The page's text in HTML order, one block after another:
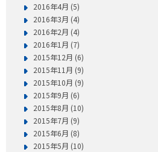
2016年4月 (5)
2016年3月 (4)
2016年2月 (4)
2016年1月 (7)
2015年12月 (6)
2015年11月 (9)
2015年10月 (9)
2015年9月 (6)
2015年8月 (10)
2015年7月 (9)
2015年6月 (8)
2015年5月 (10)